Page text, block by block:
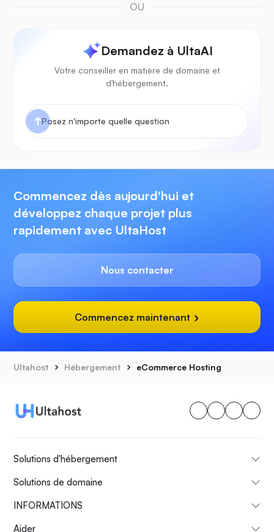
OU
Demandez à UltaAI
Votre conseiller en matière de domaine et
d'hébergement.
Commencez dès aujourd'hui et
développez chaque projet plus
rapidement avec UltaHost
Nous contacter
Commencez maintenant
Ultahost Hébergement eCommerce Hosting
Solutions d'hébergement
Solutions de domaine
INFORMATIONS
Aider